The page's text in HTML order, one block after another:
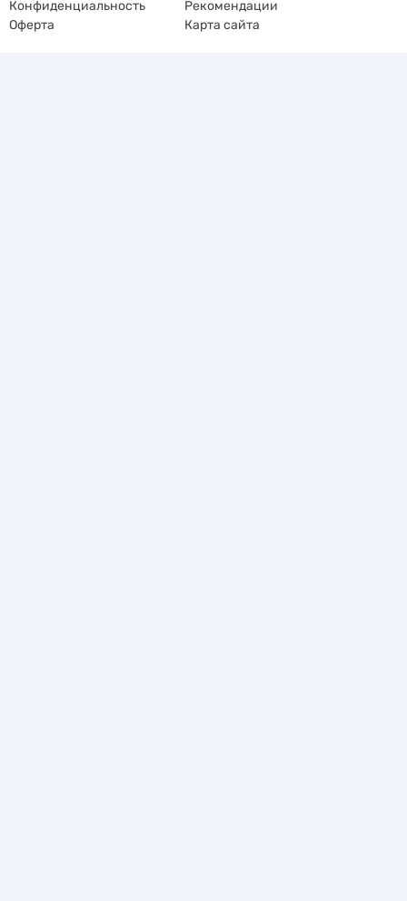
Конфиденциальность
Рекомендации
Оферта
Карта сайта